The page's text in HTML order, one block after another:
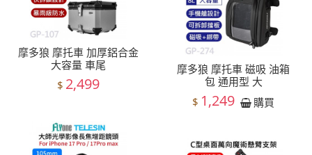
摩多狼 摩托車 加厚鋁合金
大容量 車尾
$ 2,499
摩多狼 摩托車 磁吸 油箱
包 通用型 大
$ 1,249 購買